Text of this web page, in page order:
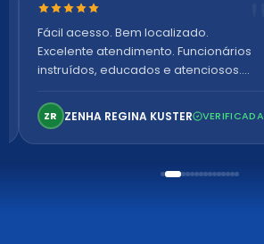
Nota 5 de 5 estrelas
Fácil acesso. Bem localizado.
Excelente atendimento. Funcionários
instruídos, educados e atenciosos.
confortável. Perfeito!
ZR ZENHA REGINA KUSTER VERIFICADA